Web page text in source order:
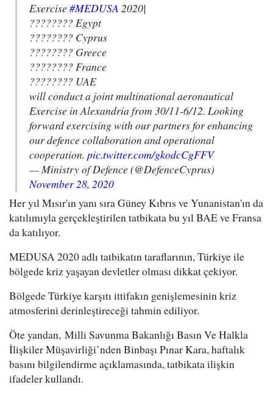
Exercise#MEDUSA 2020|
???????? Egypt
???????? Cyprus
???????? Greece
???????? France
???????? UAE
will conduct a joint multinational aeronautical
Exercise in Alexandria from 30/11-6/12. Looking
forward exercising with our partners for enhancing
our defence collaboration and operational
cooperation. pic.twitter.com/gkodcCgFFV
— Ministry of Defence (@DefenceCyprus)
November 28, 2020
Her yıl Mısır'ın yanı sıra Güney Kıbrıs ve Yunanistan'ın da
katılımıyla gerçekleştirilen tatbikata bu yıl BAE ve Fransa
da katılıyor.
MEDUSA 2020 adlı tatbikatın taraflarının, Türkiye ile
bölgede kriz yaşayan devletler olması dikkat çekiyor.
Bölgede Türkiye karşıtı ittifakın genişlemesinin kriz
atmosferini derinleştireceği tahmin ediliyor.
Öte yandan, Milli Savunma Bakanlığı Basın Ve Halkla
İlişkiler Müşavirliği’nden Binbaşı Pınar Kara, haftalık
basını bilgilendirme açıklamasında, tatbikata ilişkin
ifadeler kullandı.